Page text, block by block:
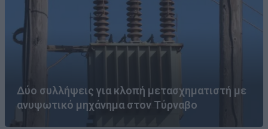
Δύο συλλήψεις για κλοπή μετασχηματιστή με
ανυψωτικό μηχάνημα στον Τύρναβο